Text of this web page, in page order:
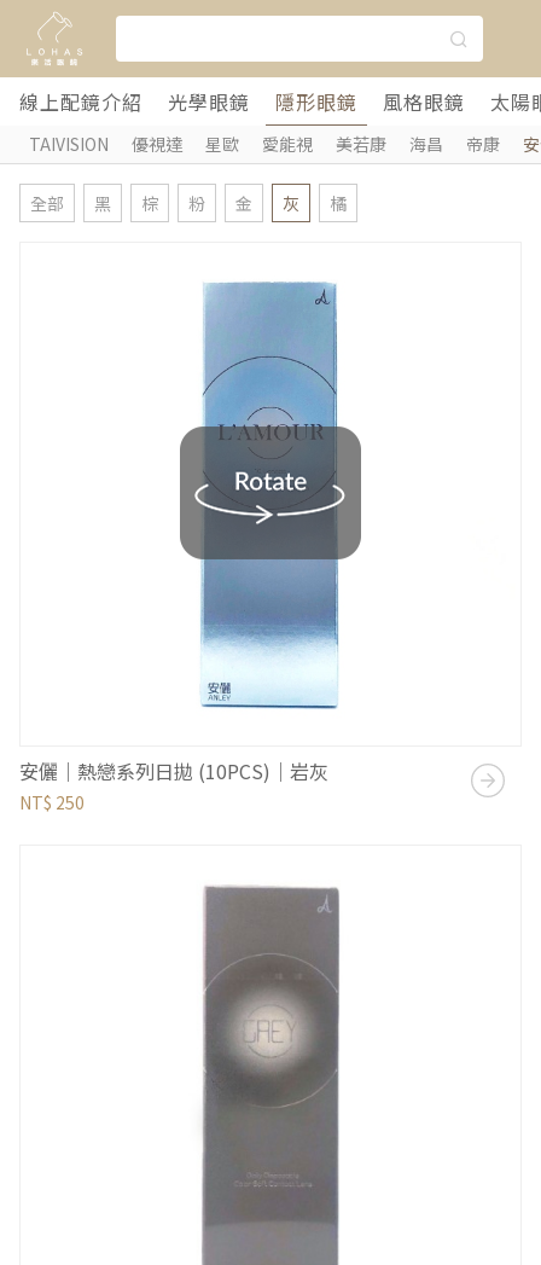
線上配鏡介紹 光學眼鏡 隱形眼鏡 風格眼鏡 太陽
TAIVISION 優視達 星歐 愛能視 美若康 海昌 帝康
全部 黑 棕 粉 金 灰 橘
安儷｜熱戀系列日拋 (10PCS)｜岩灰
NT$ 250